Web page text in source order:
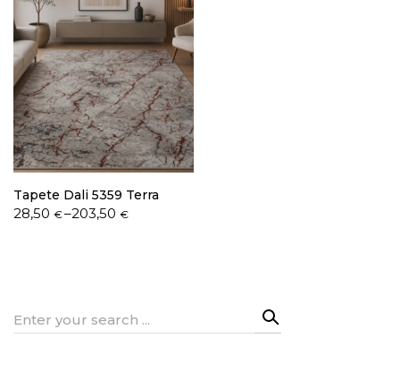
Tapete Dali 5359 Terra
28,50 €–203,50€
Price
Search